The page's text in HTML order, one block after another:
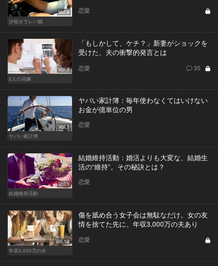
Vol.8
汐留タラレバ娘
恋愛
Vol.3
2人の花嫁
「もしかして、ケチ？」新妻がショックを
受けた、夫の衝撃的発言とは
恋愛 35
Vol.1
ヤバい家計簿
ヤバい家計簿：毎年使わなくてはいけない
お金が億単位の男
恋愛
Vol.1
結婚維持活動
結婚維持活動：婚活よりも大変な、結婚生
活の“維持”。その秘訣とは？
恋愛
Vol.10
年収3,000万の夫
傷を舐め合う女子会は無駄なだけ。女の友
情を捨てた先に、年収3,000万の夫あり
恋愛